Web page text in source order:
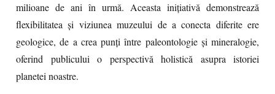
milioane de ani în urmă. Aceasta inițiativă demonstrează
flexibilitatea și viziunea muzeului de a conecta diferite ere
geologice, de a crea punți între paleontologie și mineralogie,
oferind publicului o perspectivă holistică asupra istoriei
planetei noastre.